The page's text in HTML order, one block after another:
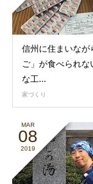
信州に住まいなが
ご」が食べられな
な工...
家づくり
MAR
08
2019